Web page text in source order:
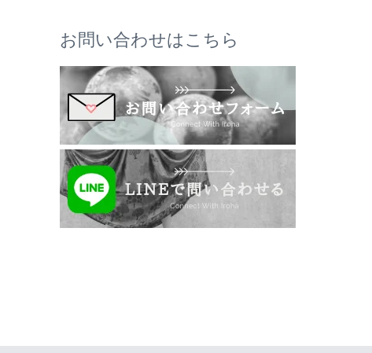
お問い合わせはこちら